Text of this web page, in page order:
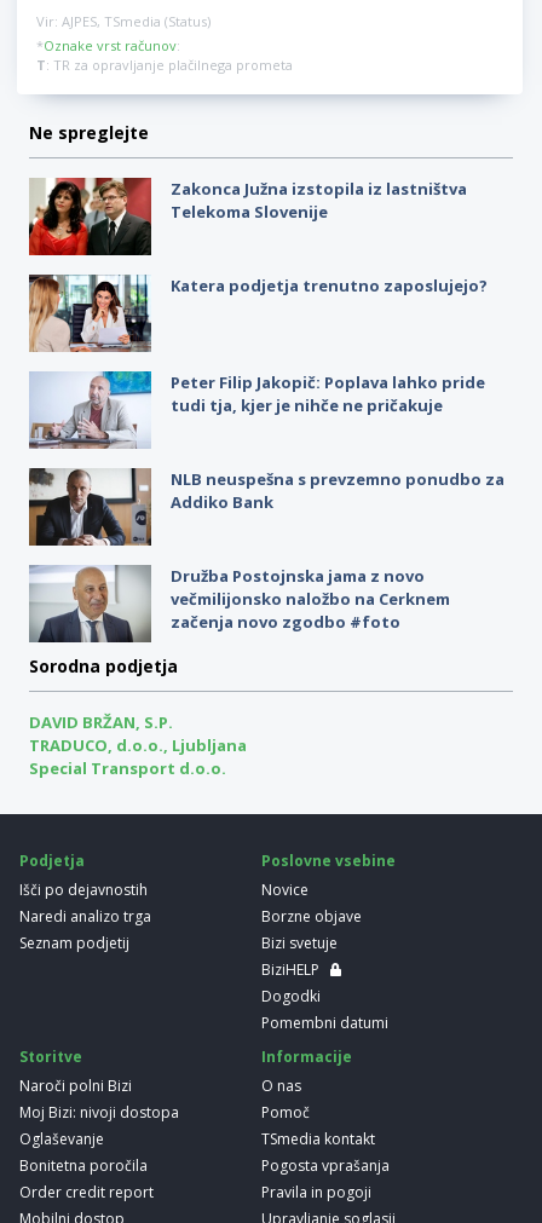
Vir: AJPES, TSmedia (Status)
*Oznake vrst računov:
T: TR za opravljanje plačilnega prometa
Ne spreglejte
Zakonca Južna izstopila iz lastništva
Telekoma Slovenije
Katera podjetja trenutno zaposlujejo?
Peter Filip Jakopič: Poplava lahko pride
tudi tja, kjer je nihče ne pričakuje
NLB neuspešna s prevzemno ponudbo za
Addiko Bank
Družba Postojnska jama z novo
večmilijonsko naložbo na Cerknem
začenja novo zgodbo #foto
Sorodna podjetja
DAVID BRŽAN, S.P.
TRADUCO, d.o.o., Ljubljana
Special Transport d.o.o.
Podjetja
Išči po dejavnostih
Naredi analizo trga
Seznam podjetij
Poslovne vsebine
Novice
Borzne objave
Bizi svetuje
BiziHELP
Dogodki
Pomembni datumi
Storitve
Naroči polni Bizi
Moj Bizi: nivoji dostopa
Oglaševanje
Bonitetna poročila
Order credit report
Mobilni dostop
Informacije
O nas
Pomoč
TSmedia kontakt
Pogosta vprašanja
Pravila in pogoji
Upravljanje soglasij